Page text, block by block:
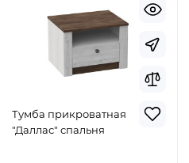
Тумба прикроватная
"Даллас" спальня